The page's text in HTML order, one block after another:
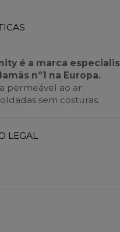
é a marca
nº1 na Europa.
permeável ao ar;
sem costuras.
LEGAL